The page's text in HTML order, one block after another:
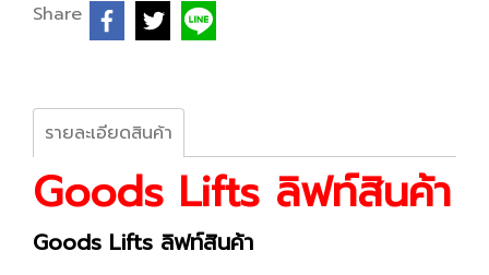
Share
รายละเอียดสินค้า
Goods Lifts ลิฟท์สินค้า
Goods Lifts ลิฟท์สินค้า